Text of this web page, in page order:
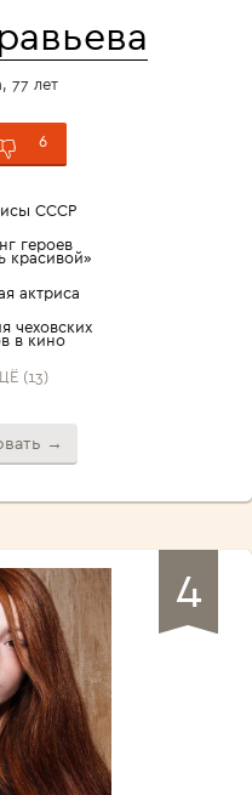
77 лет
6
СССР
героев
красивой»
актриса
чеховских
в кино
(13)
→
4